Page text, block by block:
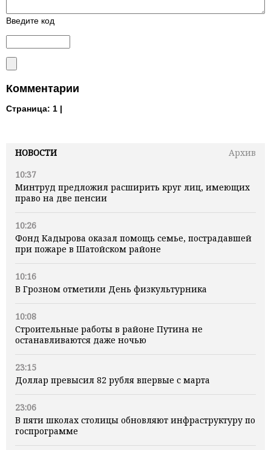
НОВОСТИ
Архив
10:37
Минтруд предложил расширить круг лиц, имеющих
право на две пенсии
10:26
Фонд Кадырова оказал помощь семье, пострадавшей
при пожаре в Шатойском районе
10:16
В Грозном отметили День физкультурника
10:08
Строительные работы в районе Путина не
останавливаются даже ночью
23:15
Доллар превысил 82 рубля впервые с марта
23:06
В пяти школах столицы обновляют инфраструктуру по
госпрограмме
Введите код
Комментарии
Страница: 1 |